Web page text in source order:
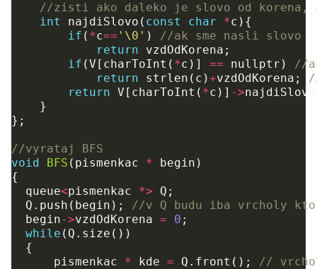
//zisti ako daleko je slovo od korena,
int
najdiSlovo ( const char *c ){
if ( *c== '\0' )
//ak sme nasli slovo
return
vzdOdKorena ;
if (V [ charToInt ( *c )] == nullptr )
//
return
strlen ( c )+vzdOdKorena ;
return V [ charToInt ( *c )] ->najdiSlovo
}
};
//vyrataj BFS
void
BFS ( pismenkac * begin )
{
queue<pismenkac *> Q ;
Q . push ( begin );
//v Q budu iba vrcholy
begin->vzdOdKorena = 0 ;
while ( Q . size ())
{
pismenkac
* kde = Q . front (); //